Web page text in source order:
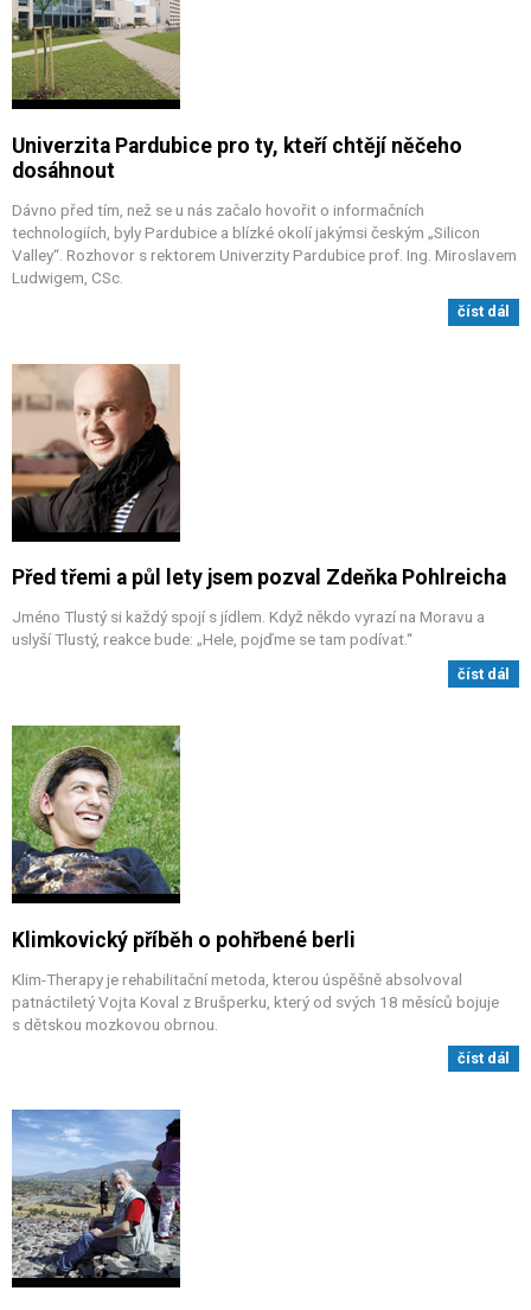
Univerzita Pardubice pro ty, kteří chtějí něčeho
dosáhnout
Dávno před tím, než se u nás začalo hovořit o informačních
technologiích, byly Pardubice a blízké okolí jakýmsi českým „Silicon
Valley“. Rozhovor s rektorem Univerzity Pardubice prof. Ing. Miroslavem
Ludwigem, CSc.
číst dál
Před třemi a půl lety jsem pozval Zdeňka Pohlreicha
Jméno Tlustý si každý spojí s jídlem. Když někdo vyrazí na Moravu a
uslyší Tlustý, reakce bude: „Hele, pojďme se tam podívat.“
číst dál
Klimkovický příběh o pohřbené berli
Klim-Therapy je rehabilitační metoda, kterou úspěšně absolvoval
patnáctiletý Vojta Koval z Brušperku, který od svých 18 měsíců bojuje
s dětskou mozkovou obrnou.
číst dál